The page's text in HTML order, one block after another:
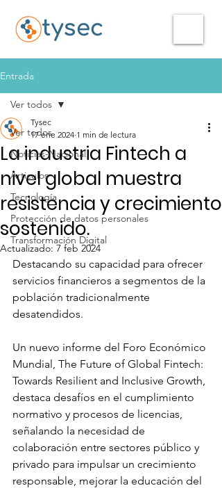
Entrada
Ver todos
Noticias-Nacional
Articulos
Tecnología
Protección de datos personales
Transformación Digital
Ver todos
La industria Fintech a
nivel global muestra
resistencia y crecimiento
sostenido.
Tysec
17 ene 2024 1 min de lectura
Actualizado: 7 feb 2024
Destacando su capacidad para ofrecer
servicios financieros a segmentos de la
población tradicionalmente
desatendidos.
Un nuevo informe del Foro Económico
Mundial, The Future of Global Fintech:
Towards Resilient and Inclusive Growth,
destaca desafíos en el cumplimiento
normativo y procesos de licencias,
señalando la necesidad de
colaboración entre sectores público y
privado para impulsar un crecimiento
responsable, mejorar la educación del